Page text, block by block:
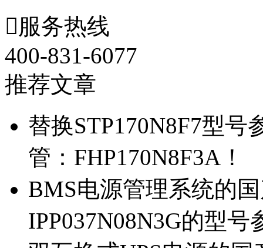
服务热线
400-831-6077
推荐文章
替换STP170N8F7型
管：FHP170N8F3A！
BMS电源管理系统的
IPP037N08N3G的型号